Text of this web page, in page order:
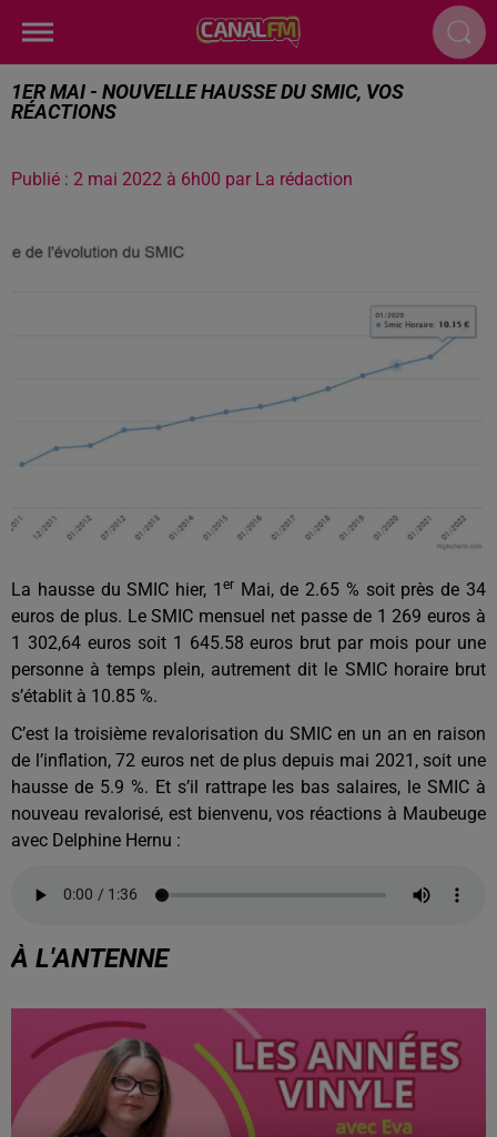
1ER MAI - NOUVELLE HAUSSE DU SMIC, VOS
RÉACTIONS
Publié : 2 mai 2022 à 6h00 par La rédaction
La hausse du SMIC hier, 1 erMai, de 2.65 % soit près de 34
euros de plus. Le SMIC mensuel net passe de 1 269 euros à
1 302,64 euros soit 1 645.58 euros brut par mois pour une
personne à temps plein, autrement dit le SMIC horaire brut
s’établit à 10.85 %.
C’est la troisième revalorisation du SMIC en un an en raison
de l’inflation, 72 euros net de plus depuis mai 2021, soit une
hausse de 5.9 %. Et s’il rattrape les bas salaires, le SMIC à
nouveau revalorisé, est bienvenu, vos réactions à Maubeuge
avec Delphine Hernu :
À L'ANTENNE